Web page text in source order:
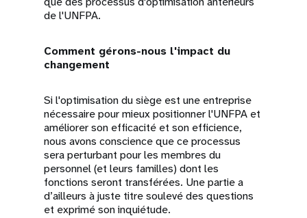
de l'UNFPA.
Comment gérons-nous l'impact du
changement
Si l'optimisation du siège est une entreprise
nécessaire pour mieux positionner l'UNFPA et
améliorer son efficacité et son efficience,
nous avons conscience que ce processus
sera perturbant pour les membres du
personnel (et leurs familles) dont les
fonctions seront transférées. Une partie a
d’ailleurs à juste titre soulevé des questions
et exprimé son inquiétude.